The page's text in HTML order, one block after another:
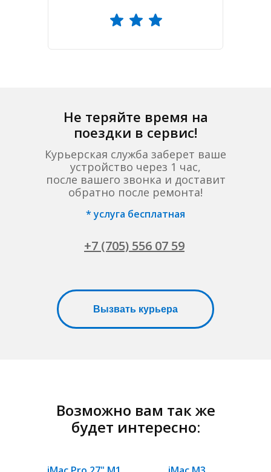
Не теряйте время на
поездки в сервис!
Курьерская служба заберет ваше
устройство через 1 час,
после вашего звонка и доставит
обратно после ремонта!
Вызвать курьера
* услуга бесплатная
+7 (705) 556 07 59
Возможно вам так же
будет интересно: